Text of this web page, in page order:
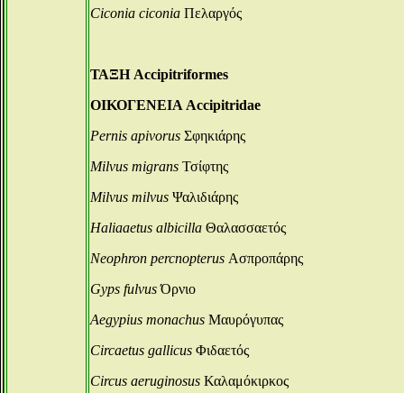
Ciconia ciconia Πελαργός
ΤΑΞΗ Accipitriformes
ΟΙΚΟΓΕΝΕΙΑ Accipitridae
Pernis apivorus Σφηκιάρης
Milvus migrans Τσίφτης
Milvus milvus Ψαλιδιάρης
Haliaaetus albicilla Θαλασσαετός
Neophron percnopterus Ασπροπάρης
Gyps fulvusΌρνιο
Aegypius monachus Μαυρόγυπας
Circaetus gallicus Φιδαετός
Circus aeruginosus Καλαμόκιρκος